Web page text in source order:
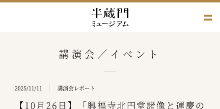
講演会／イベント
2025/11/11 講演会レポート
【10月26日】「興福寺北円堂諸像と運慶の